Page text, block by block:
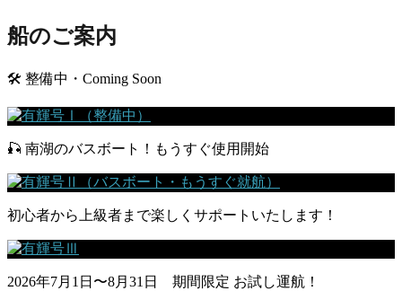
船のご案内
🛠 整備中・Coming Soon
🎣 南湖のバスボート！もうすぐ使用開始
初心者から上級者まで楽しくサポートいたします！
2026年7月1日〜8月31日 期間限定 お試し運航！